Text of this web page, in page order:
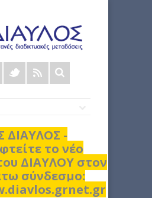
Φόρμα
αναζήτησης
ΔΙΑΥΛΟΣ -
το νέο
ΔΙΑΥΛΟΥ στον
σύνδεσμο: